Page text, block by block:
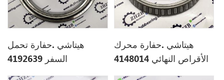
هيتاشي .حفارة تحمل
السفر 4192639
هيتاشي .حفارة محرك
الأقراص النهائي 4148014